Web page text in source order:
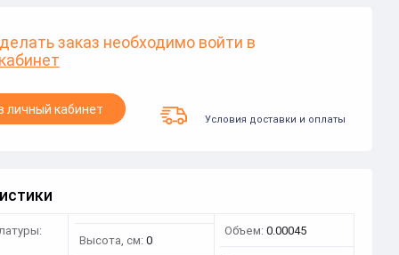
заказ необходимо войти в
личный кабинет
Условия доставки и оплаты
Высота, см: 0
Объем: 0.00045